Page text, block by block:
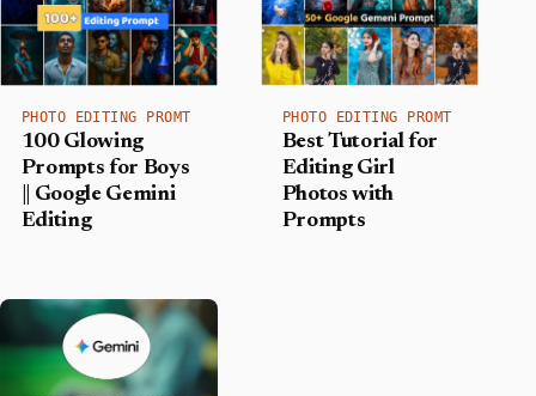
PHOTO EDITING PROMT
100 Glowing
Prompts for Boys
|| Google Gemini
Editing
PHOTO EDITING PROMT
Best Tutorial for
Editing Girl
Photos with
Prompts